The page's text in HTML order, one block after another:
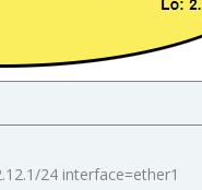
24 interface=ether1